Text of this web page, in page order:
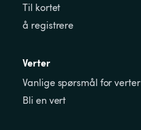
Til kortet
å registrere
Verter
Vanlige spørsmål for verter
Bli en vert